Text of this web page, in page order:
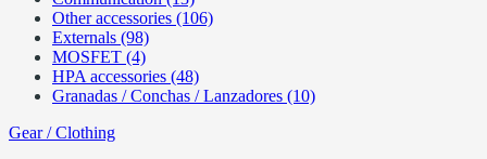
Other accessories (106)
Externals (98)
MOSFET (4)
HPA accessories (48)
Granadas / Conchas / Lanzadores (10)
Gear / Clothing